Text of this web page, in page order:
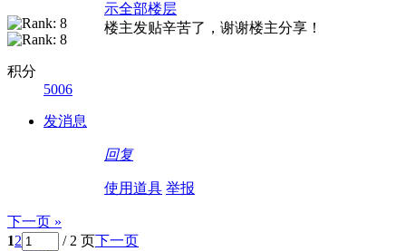
积分
5006
发消息
示全部楼层
楼主发贴辛苦了，谢谢楼主分享！
回复
使用道具 举报
下一页 »
12 / 2 页下一页